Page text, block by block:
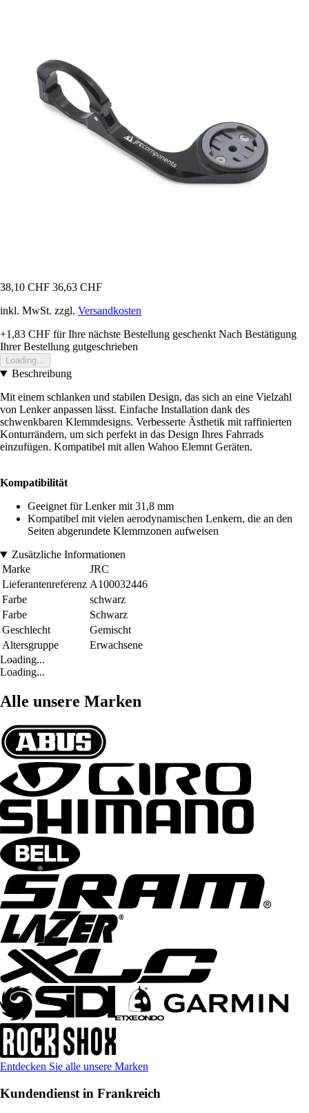
38,10 CHF 36,63 CHF
inkl. MwSt. zzgl. Versandkosten
+1,83 CHF für Ihre nächste Bestellung geschenkt Nach Bestätigung
Ihrer Bestellung gutgeschrieben
Loading...
Beschreibung
Mit einem schlanken und stabilen Design, das sich an eine Vielzahl
von Lenker anpassen lässt. Einfache Installation dank des
schwenkbaren Klemmdesigns. Verbesserte Ästhetik mit raffinierten
Konturrändern, um sich perfekt in das Design Ihres Fahrrads
einzufügen. Kompatibel mit allen Wahoo Elemnt Geräten.
Kompatibilität
Geeignet für Lenker mit 31,8 mm
Kompatibel mit vielen aerodynamischen Lenkern, die an den
Seiten abgerundete Klemmzonen aufweisen
Zusätzliche Informationen
Marke
JRC
Lieferantenreferenz A100032446
Farbe
schwarz
Farbe
Schwarz
Geschlecht
Gemischt
Altersgruppe
Erwachsene
Loading...
Loading...
Alle unsere Marken
Entdecken Sie alle unsere Marken
Kundendienst in Frankreich